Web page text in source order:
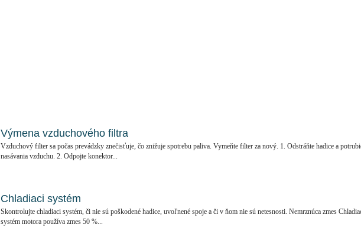
Výmena vzduchového filtra
Vzduchový filter sa počas prevádzky znečisťuje, čo znižuje spotrebu paliva. Vymeňte filter za nový. 1. Odstráňte hadice a
nasávania vzduchu. 2. Odpojte konektor...
Chladiaci systém
Skontrolujte chladiaci systém, či nie sú poškodené hadice, uvoľnené spoje a či v ňom nie sú netesnosti. Nemrznúca zmes
systém motora používa zmes 50 %...